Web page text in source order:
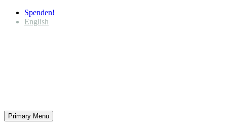
Spenden!
English
Primary Menu